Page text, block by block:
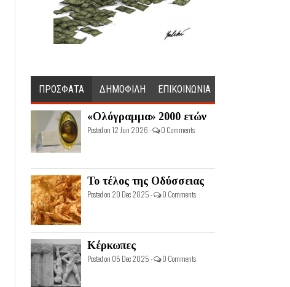
ΠΡΟΣΦΑΤΑ ΔΗΜΟΦΙΛΗ ΕΠΙΚΟΙΝΩΝΙΑ
«Ολόγραμμα» 2000 ετών
Posted on 12 Jun 2026 - 0 Comments
Το τέλος της Οδύσσειας
Posted on 20 Dec 2025 - 0 Comments
Κέρκωπες
Posted on 05 Dec 2025 - 0 Comments